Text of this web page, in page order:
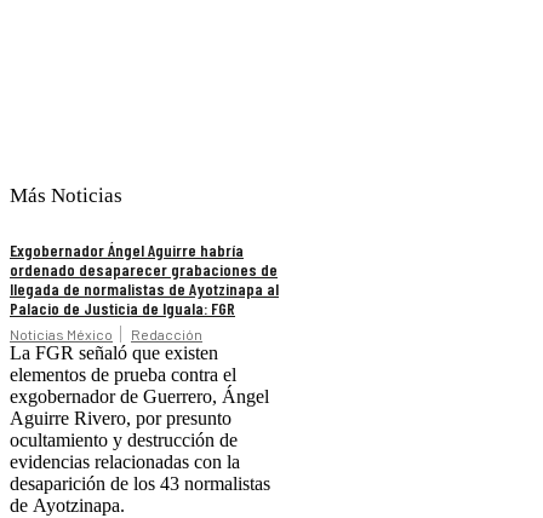
Más Noticias
Exgobernador Ángel Aguirre habría
ordenado desaparecer grabaciones de
llegada de normalistas de Ayotzinapa al
Palacio de Justicia de Iguala: FGR
Noticias México Redacción
La FGR señaló que existen
elementos de prueba contra el
exgobernador de Guerrero, Ángel
Aguirre Rivero, por presunto
ocultamiento y destrucción de
evidencias relacionadas con la
desaparición de los 43 normalistas
de Ayotzinapa.